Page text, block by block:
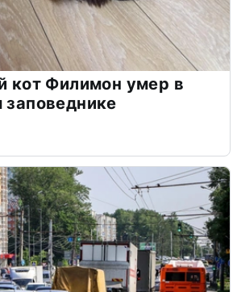
кот Филимон умер в